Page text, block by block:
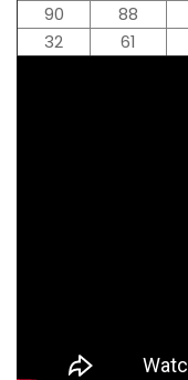
90
88
32
61